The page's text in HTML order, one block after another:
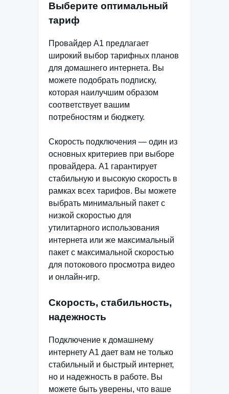
Выберите оптимальный
тариф
Провайдер А1 предлагает
широкий выбор тарифных планов
для домашнего интернета. Вы
можете подобрать подписку,
которая наилучшим образом
соответствует вашим
потребностям и бюджету.
Скорость подключения — один из
основных критериев при выборе
провайдера. А1 гарантирует
стабильную и высокую скорость в
рамках всех тарифов. Вы можете
выбрать минимальный пакет с
низкой скоростью для
утилитарного использования
интернета или же максимальный
пакет с максимальной скоростью
для потокового просмотра видео
и онлайн-игр.
Скорость, стабильность,
надежность
Подключение к домашнему
интернету А1 дает вам не только
стабильный и быстрый интернет,
но и надежность в работе. Вы
можете быть уверены, что ваше